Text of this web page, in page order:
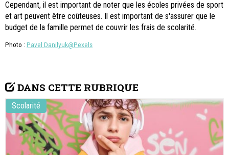
Cependant, il est important de noter que les écoles privées de sport
et art peuvent être coûteuses. Il est important de s'assurer que le
budget de la famille permet de couvrir les frais de scolarité.
Photo : Pavel Danilyuk@Pexels
DANS CETTE RUBRIQUE
Scolarité